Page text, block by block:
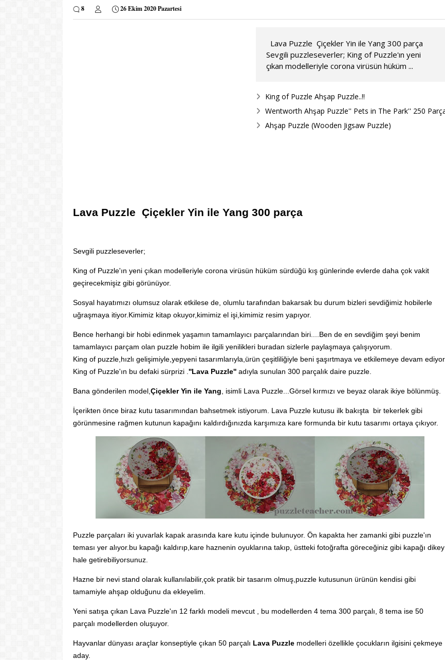
8 26 Ekim 2020 Pazartesi
Lava Puzzle Çiçekler Yin ile Yang 300 parça
Sevgili puzzleseverler; King of Puzzle'ın yeni
çıkan modelleriyle corona virüsün hüküm ...
King of Puzzle Ahşap Puzzle..!!
Wentworth Ahşap Puzzle'' Pets in The Park'' 250
Ahşap Puzzle (Wooden Jigsaw Puzzle)
Lava Puzzle Çiçekler Yin ile Yang 300 parça
Sevgili puzzleseverler;
King of Puzzle'ın yeni çıkan modelleriyle corona virüsün hüküm sürdüğü kış günlerinde evlerde daha çok vakit
geçirecekmişiz gibi görünüyor.
Sosyal hayatımızı olumsuz olarak etkilese de, olumlu tarafından bakarsak bu durum bizleri sevdiğimiz hobilerle
uğraşmaya itiyor.Kimimiz kitap okuyor,kimimiz el işi,kimimiz resim yapıyor.
Bence herhangi bir hobi edinmek yaşamın tamamlayıcı parçalarından biri....Ben de en sevdiğim şeyi benim
tamamlayıcı parçam olan puzzle hobim ile ilgili yenilikleri buradan sizlerle paylaşmaya çalışıyorum.
King of puzzle,hızlı gelişimiyle,yepyeni tasarımlarıyla,ürün çeşitliliğiyle beni şaşırtmaya ve etkilemeye devam ediyor.
King of Puzzle'ın bu defaki sürprizi . ''Lava Puzzle'' adıyla sunulan 300 parçalık daire puzzle.
Bana gönderilen model, Çiçekler Yin ile Yang , isimli Lava Puzzle...Görsel kırmızı ve beyaz olarak ikiye bölünmüş.
İçerikten önce biraz kutu tasarımından bahsetmek istiyorum. Lava Puzzle kutusu ilk bakışta bir tekerlek gibi
görünmesine rağmen kutunun kapağını kaldırdığınızda karşımıza kare formunda bir kutu tasarımı ortaya çıkıyor.
Puzzle parçaları iki yuvarlak kapak arasında kare kutu içinde bulunuyor. Ön kapakta her zamanki gibi puzzle'ın
teması yer alıyor.bu kapağı kaldırıp,kare haznenin oyuklarına takıp, üstteki fotoğrafta göreceğiniz gibi kapağı dikey
hale getirebiliyorsunuz.
Hazne bir nevi stand olarak kullanılabilir,çok pratik bir tasarım olmuş,puzzle kutusunun ürünün kendisi gibi
tamamiyle ahşap olduğunu da ekleyelim.
Yeni satışa çıkan Lava Puzzle'ın 12 farklı modeli mevcut , bu modellerden 4 tema 300 parçalı, 8 tema ise 50
parçalı modellerden oluşuyor.
Hayvanlar dünyası araçlar konseptiyle çıkan 50 parçalı Lava Puzzle modelleri özellikle çocukların ilgisini çekmeye
aday.